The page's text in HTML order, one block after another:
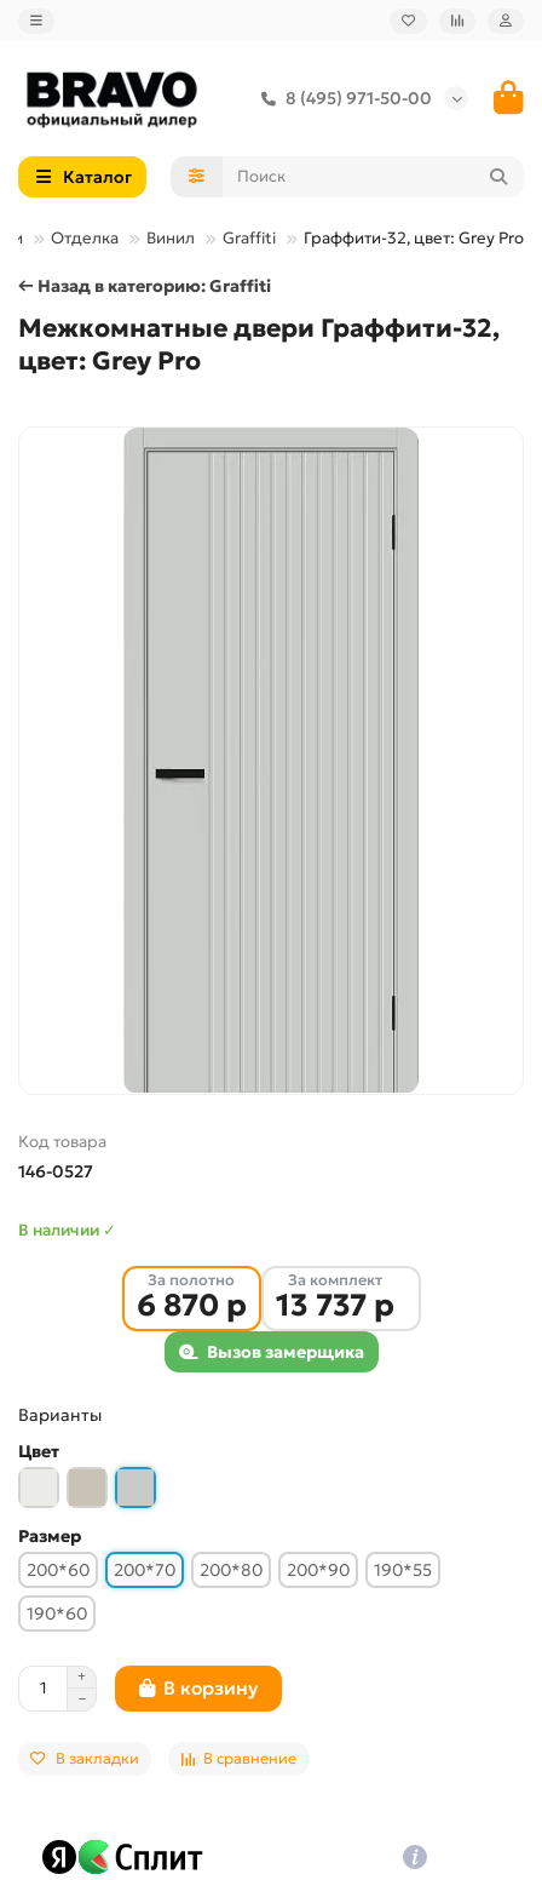
8 (495) 971-50-00
Каталог
Отделка Винил Graffiti Граффити-32, цвет: Grey Pro
← Назад в категорию: Graffiti
Межкомнатные двери Граффити-32,
цвет: Grey Pro
Код товара
146-0527
В наличии ✓
За полотно
6 870 р
За комплект
13 737 р
Вызов замерщика
Варианты
Цвет
Размер
200*60
200*70 200*80 200*90
190*55
190*60
В корзину
В закладки В сравнение